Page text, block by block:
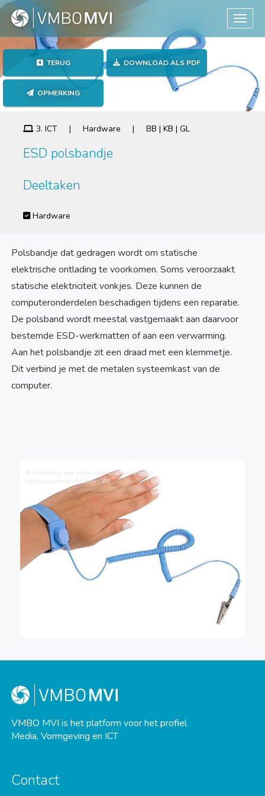
TERUG DOWNLOAD ALS PDF
OPMERKING
3. ICT | Hardware | BB | KB | GL
ESD polsbandje
Deeltaken
Hardware
Polsbandje dat gedragen wordt om statische
elektrische ontlading te voorkomen. Soms veroorzaakt
statische elektriciteit vonkjes. Deze kunnen de
computeronderdelen beschadigen tijdens een reparatie.
De polsband wordt meestal vastgemaakt aan daarvoor
bestemde ESD-werkmatten of aan een verwarming.
Aan het polsbandje zit een draad met een klemmetje.
Dit verbind je met de metalen systeemkast van de
computer.
© Afbeelding van: https://www.startech.com/nl-
nl/computeronderdelen/sws100
VMBO MVI is het platform voor het profiel
Media, Vormgeving en ICT
Contact